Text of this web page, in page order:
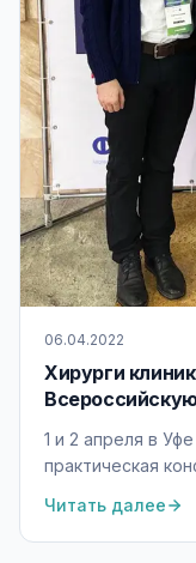
06.04.2022
Хирурги
1 и 2 апреля в
практическая
патологии.
Читать далее